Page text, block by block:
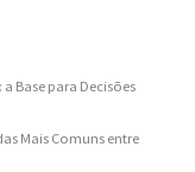
Base para Decisões
Mais Comuns entre